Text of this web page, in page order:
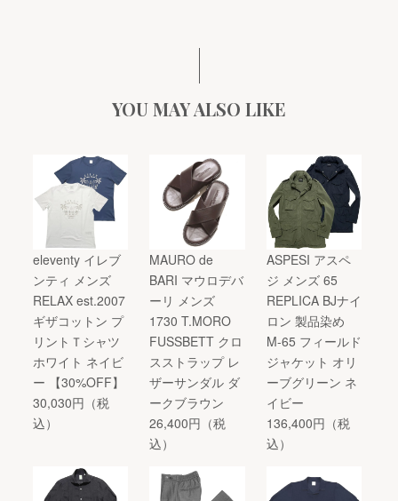
YOU MAY ALSO LIKE
eleventy イレブ
ンティ メンズ
RELAX est.2007
ギザコットン プ
リントＴシャツ
ホワイト ネイビ
ー 【30%OFF】
30,030円（税
込）
MAURO de
BARI マウロデバ
ーリ メンズ
1730 T.MORO
FUSSBETT クロ
スストラップ レ
ザーサンダル ダ
ークブラウン
26,400円（税
込）
ASPESI アスペ
ジ メンズ 65
REPLICA BJナイ
ロン 製品染め
M-65 フィールド
ジャケット オリ
ーブグリーン ネ
イビー
136,400円（税
込）